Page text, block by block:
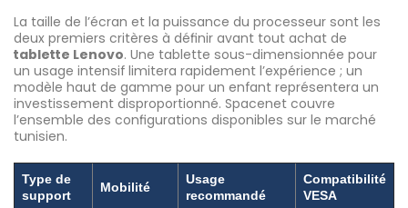
La taille de l’écran et la puissance du processeur sont les
deux premiers critères à définir avant tout achat de
tablette Lenovo. Une tablette sous-dimensionnée pour
un usage intensif limitera rapidement l’expérience ; un
modèle haut de gamme pour un enfant représentera un
investissement disproportionné. Spacenet couvre
l’ensemble des configurations disponibles sur le marché
tunisien.
Type de
support
Mobilité
Usage
recommandé
Compatibilité
VESA